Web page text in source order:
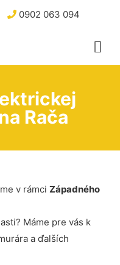
0902 063 094
Rača
v rámci Západného
Máme pre vás k
a ďalších